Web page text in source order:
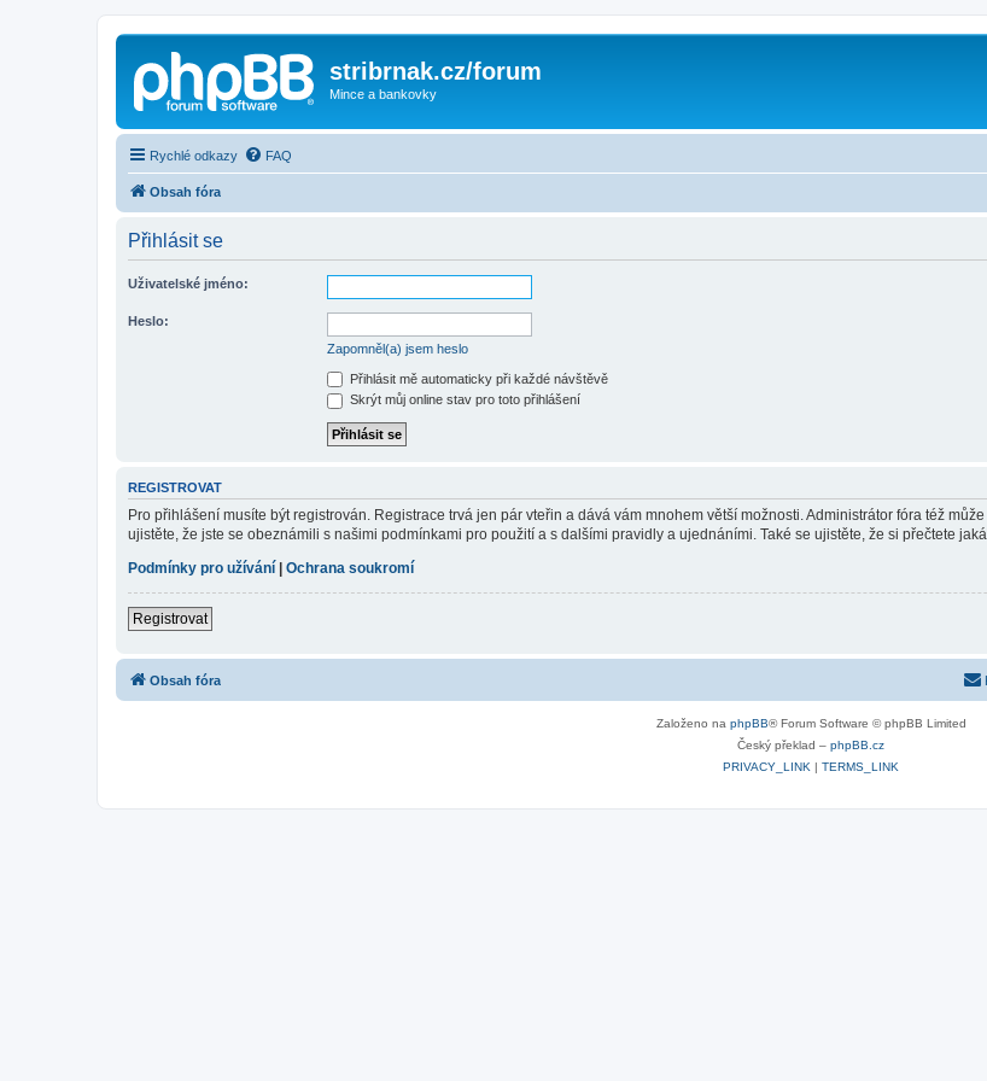
stribrnak.cz/forum
Mince a bankovky
Rychlé odkazy FAQ
Obsah fóra
Přihlásit se
Uživatelské jméno:
Heslo:
Zapomněl(a) jsem heslo
Přihlásit mě automaticky při každé návštěvě
Skrýt můj online stav pro toto přihlášení
REGISTROVAT
Pro přihlášení musíte být registrován. Registrace trvá jen pár vteřin a dává vám mnohem větší možnosti. Administrátor fóra též
ujistěte, že jste se obeznámili s našimi podmínkami pro použití a s dalšími pravidly a ujednáními. Také se ujistěte, že si přečtete
Podmínky pro užívání
Ochrana soukromí
Registrovat
Obsah fóra
Založeno na phpBB® Forum Software © phpBB Limited
Český překlad – phpBB.cz
PRIVACY_LINK | TERMS_LINK